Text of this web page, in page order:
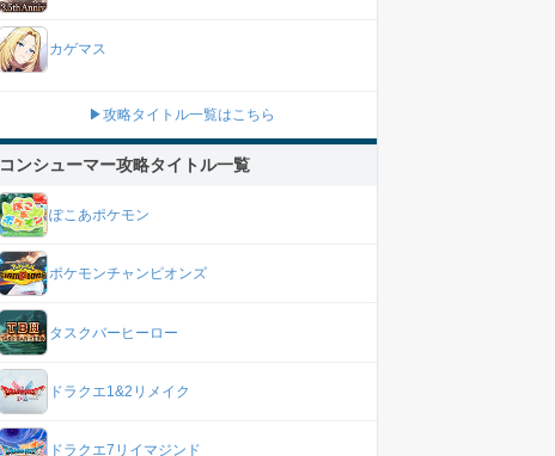
カゲマス
▶攻略タイトル一覧はこちら
コンシューマー攻略タイトル一覧
ぽこあポケモン
ポケモンチャンピオンズ
タスクバーヒーロー
ドラクエ1&2リメイク
ドラクエ7リイマジンド